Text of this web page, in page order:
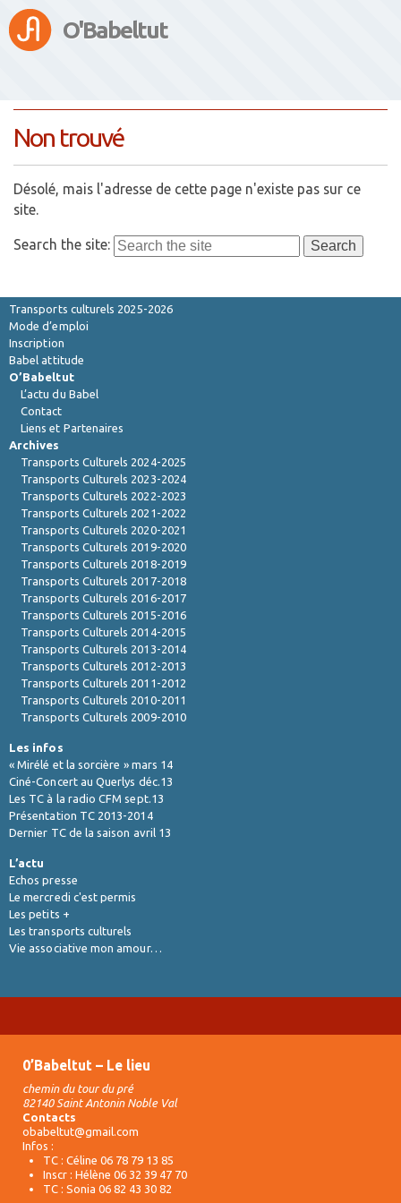
O'Babeltut
Non trouvé
Désolé, mais l'adresse de cette page n'existe pas sur ce
site.
Search the site:
Transports culturels 2025-2026
Mode d’emploi
Inscription
Babel attitude
O’Babeltut
L’actu du Babel
Contact
Liens et Partenaires
Archives
Transports Culturels 2024-2025
Transports Culturels 2023-2024
Transports Culturels 2022-2023
Transports Culturels 2021-2022
Transports Culturels 2020-2021
Transports Culturels 2019-2020
Transports Culturels 2018-2019
Transports Culturels 2017-2018
Transports Culturels 2016-2017
Transports Culturels 2015-2016
Transports Culturels 2014-2015
Transports Culturels 2013-2014
Transports Culturels 2012-2013
Transports Culturels 2011-2012
Transports Culturels 2010-2011
Transports Culturels 2009-2010
Les infos
« Mirélé et la sorcière » mars 14
Ciné-Concert au Querlys déc.13
Les TC à la radio CFM sept.13
Présentation TC 2013-2014
Dernier TC de la saison avril 13
L’actu
Echos presse
Le mercredi c'est permis
Les petits +
Les transports culturels
Vie associative mon amour…
0’Babeltut – Le lieu
chemin du tour du pré
82140 Saint Antonin Noble Val
Contacts
obabeltut@gmail.com
Infos :
TC : Céline 06 78 79 13 85
Inscr : Hélène 06 32 39 47 70
TC : Sonia 06 82 43 30 82